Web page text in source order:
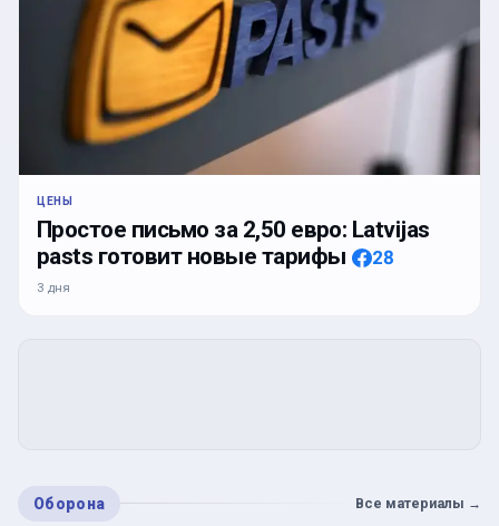
ЦЕНЫ
Простое письмо за 2,50 евро: Latvijas
pasts готовит новые тарифы
28
3 дня
Оборона Все материалы →